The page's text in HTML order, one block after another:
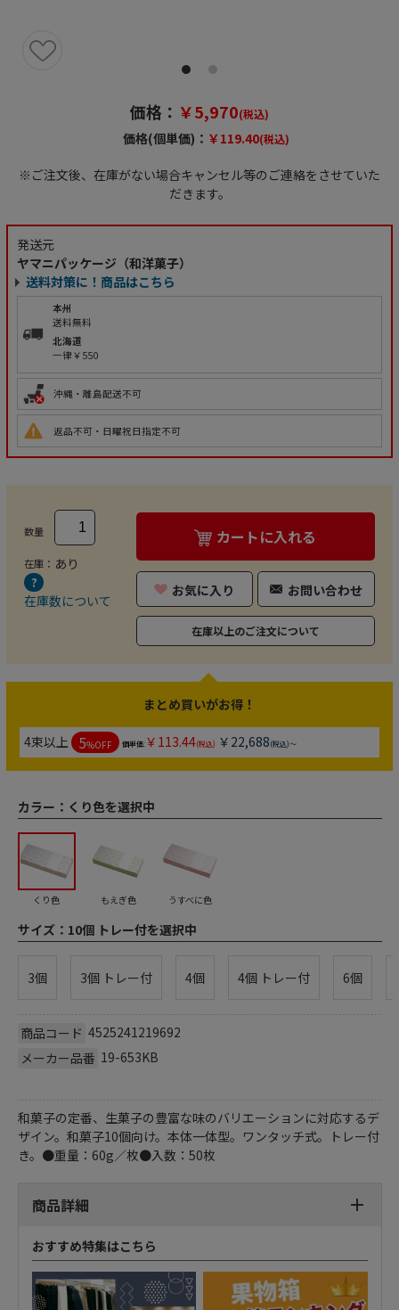
価格： ￥5,970(税込)
価格(個単価)： ￥119.40(税込)
※ご注文後、在庫がない場合キャンセル等のご連絡をさせていた
だきます。
発送元
ヤマニパッケージ（和洋菓子）
送料対策に！商品はこちら
本州
送料無料
北海道
一律￥550
沖縄・離島配送不可
返品不可・日曜祝日指定不可
数量
在庫： あり
在庫数について
カートに入れる
お気に入り お問い合わせ
在庫以上のご注文について
まとめ買いがお得！
4束以上 5%OFF 個単価:￥113.44(税込) ￥22,688(税込)～
カラー： くり色を選択中
くり色 もえぎ色 うすべに色
サイズ： 10個 トレー付を選択中
3個 3個 トレー付 4個 4個 トレー付 6個
商品コード 4525241219692
メーカー品番 19-653KB
和菓子の定番、生菓子の豊富な味のバリエーションに対応するデ
ザイン。和菓子10個向け。本体一体型。ワンタッチ式。トレー付
き。●重量：60g／枚●入数：50枚
商品詳細
おすすめ特集はこちら